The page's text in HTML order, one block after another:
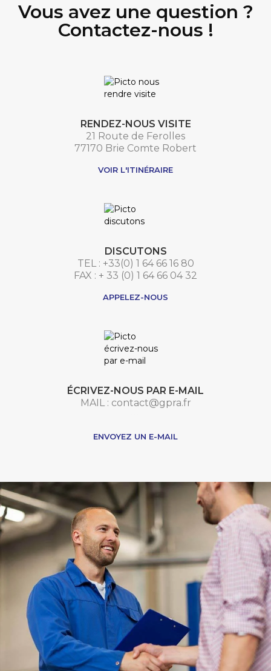
Vous avez une question ?
Contactez-nous !
RENDEZ-NOUS VISITE
21 Route de Ferolles
77170 Brie Comte Robert
VOIR L'ITINÉRAIRE
DISCUTONS
TEL : +33(0) 1 64 66 16 80
FAX : + 33 (0) 1 64 66 04 32
APPELEZ-NOUS
ÉCRIVEZ-NOUS PAR E-MAIL
MAIL : contact@gpra.fr
ENVOYEZ UN E-MAIL